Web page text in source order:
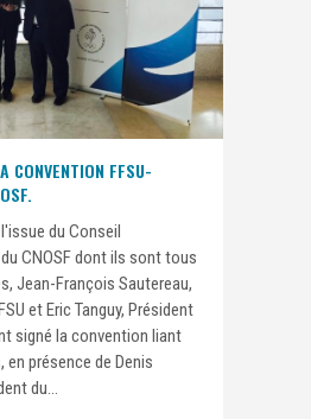
CONVENTION FFSU-
du Conseil
CNOSF dont ils sont tous
Jean-François Sautereau,
et Eric Tanguy, Président
signé la convention liant
présence de Denis
du...